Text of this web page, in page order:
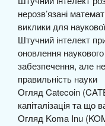
нерозв’язані
виклики для
Штучний інтелект
оновлення
забезпечення, але
правильність науки
Огляд Catecoin
капіталізація та що
Огляд Koma Inu